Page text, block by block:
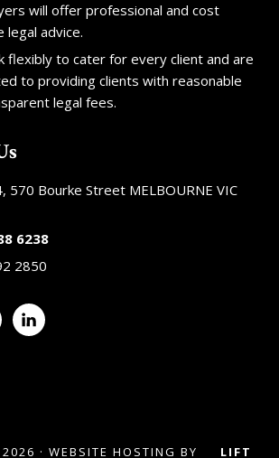
will offer professional and cost
legal advice.
flexibly to cater for every client and are
to providing clients with reasonable
legal fees.
570 Bourke Street MELBOURNE VIC
6238
2850
· WEBSITE HOSTING BY LIFT